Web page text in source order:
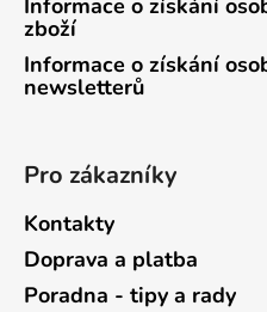
Informace o získání
zboží
Informace o získání
newsletterů
Pro zákazníky
Kontakty
Doprava a platba
Poradna - tipy a rady